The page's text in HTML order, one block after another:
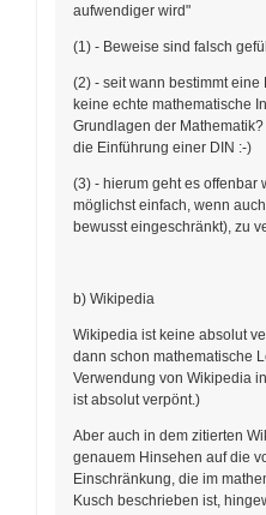
aufwendiger wird"
(1) - Beweise sind falsch
(2) - seit wann bestimmt
keine echte mathematische
Grundlagen der
die Einführung einer DIN :-)
(3) - hierum geht es offenbar
möglichst einfach, wenn
bewusst eingeschränkt), zu
b) Wikipedia
Wikipedia ist keine absolut
dann schon mathematische
Verwendung von Wikipedia
ist absolut verpönt.)
Aber auch in dem zitierten
genauem Hinsehen auf die
Einschränkung, die im
Kusch beschrieben ist,